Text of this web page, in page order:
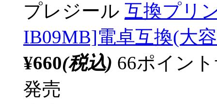
プレジール 互換プリ
IB09MB]電卓互換(大
¥660(税込) 66ポイン
発売